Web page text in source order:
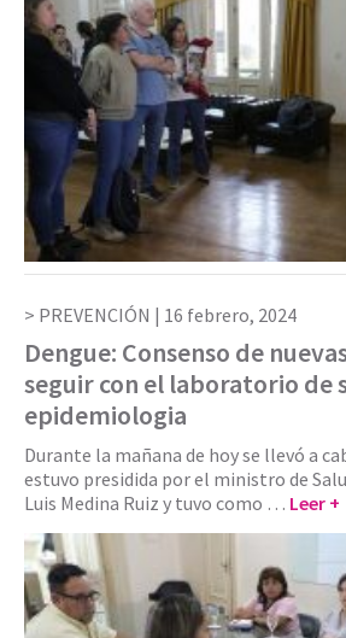
PREVENCIÓN | 16 febrero, 2024
Dengue: Consenso de
seguir con el laboratorio de
epidemiologia
Durante la mañana de hoy se llevó a
estuvo presidida por el ministro de
Luis Medina Ruiz y tuvo como … Leer +